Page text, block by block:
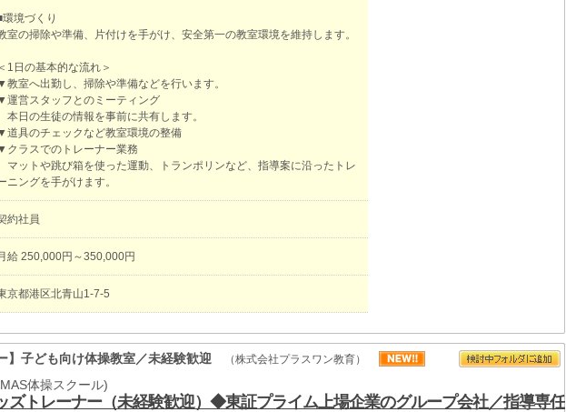
環境づくり
室の掃除や準備、片付けを手がけ、安全第一の教室環境を維持します。
＜1日の基本的な流れ＞
教室へ出勤し、掃除や準備などを行います。
運営スタッフとのミーティング
本日の生徒の情報を事前に共有します。
道具のチェックなど教室環境の整備
クラスでのトレーナー業務
マットや跳び箱を使った運動、トランポリンなど、指導案に沿ったトレ
ニングを手がけます。
約社員
給 250,000円～350,000円
京都港区北青山1-7-5
】子ども向け体操教室／未経験歓迎 （株式会社プラスワン教育）
体操スクール)
ズトレーナー（未経験歓迎）◆東証プライム上場企業のグループ会社／指導専任